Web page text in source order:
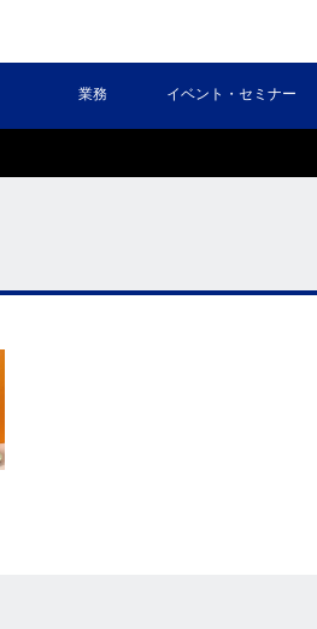
業務 イベント・セミナー